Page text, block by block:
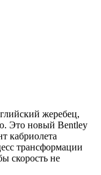
жеребец,
Это новый Bentley
кабриолета
трансформации
скорость не